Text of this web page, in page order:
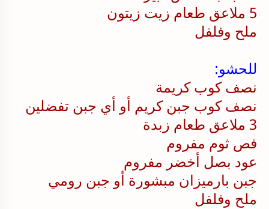
5 ملاعق طعام زيت زيتون
ملح وفلفل
للحشو:
نصف كوب كريمة
نصف كوب جبن كريم أو أي جبن تفضلين
3 ملاعق طعام زبدة
فص ثوم مفروم
عود بصل أخضر مفروم
جبن بارميزان مبشورة أو جبن رومي
ملح وفلفل